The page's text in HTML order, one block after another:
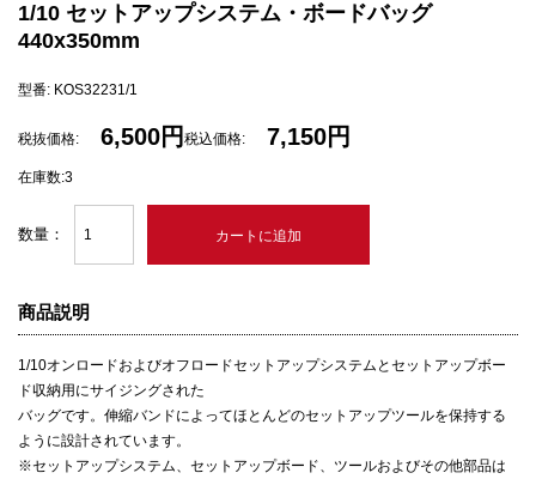
1/10 セットアップシステム・ボードバッグ
440x350mm
型番: KOS32231/1
税抜価格: 6,500円 税込価格: 7,150円
在庫数:3
数量：
商品説明
1/10オンロードおよびオフロードセットアップシステムとセットアップボー
ド収納用にサイジングされた
バッグです。伸縮バンドによってほとんどのセットアップツールを保持する
ように設計されています。
※セットアップシステム、セットアップボード、ツールおよびその他部品は